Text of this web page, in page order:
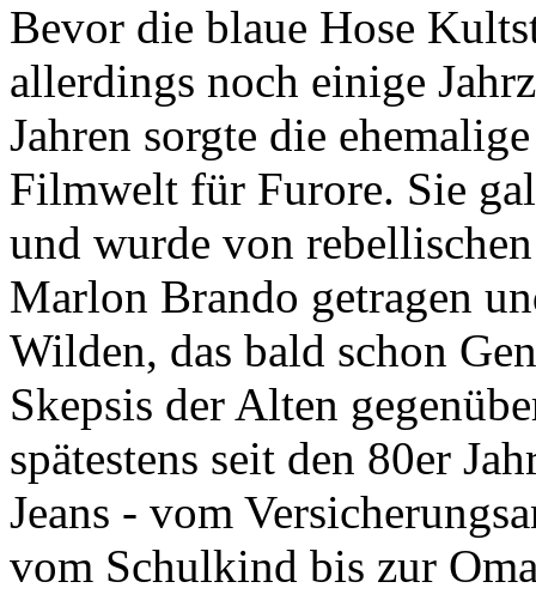
Bevor die blaue Hose
allerdings noch einige
Jahren sorgte die
Filmwelt für Furore. Sie
und wurde von
Marlon Brando getragen
Wilden, das bald schon
Skepsis der Alten
spätestens seit den 80er
Jeans - vom
vom Schulkind bis zur